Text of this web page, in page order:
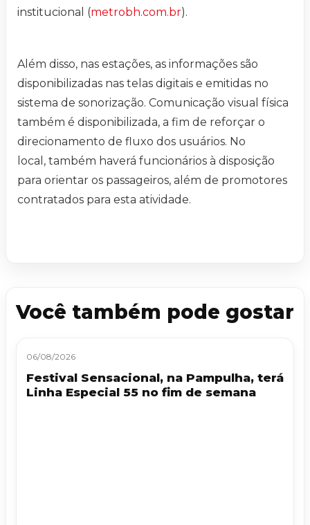
institucional (metrobh.com.br).
Além disso, nas estações, as informações são
disponibilizadas nas telas digitais e emitidas no
sistema de sonorização. Comunicação visual física
também é disponibilizada, a fim de reforçar o
direcionamento de fluxo dos usuários. No
local, também haverá funcionários à disposição
para orientar os passageiros, além de promotores
contratados para esta atividade.
Você também pode gostar
06/08/2026
Festival Sensacional, na Pampulha, terá
Linha Especial 55 no fim de semana